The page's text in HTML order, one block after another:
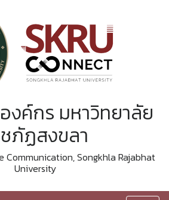
งค์กร มหาวิทยาลัย
ภัฏสงขลา
Communication, Songkhla Rajabhat
University